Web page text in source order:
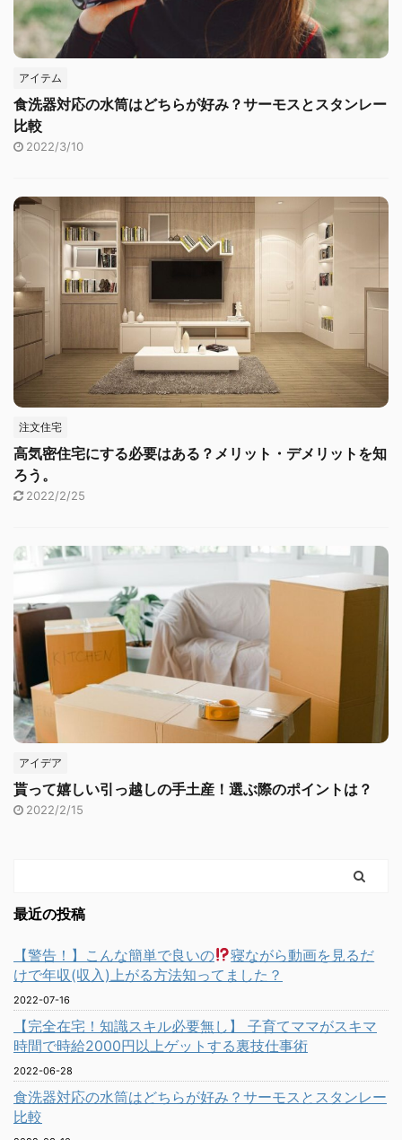
アイテム
食洗器対応の水筒はどちらが好み？サーモスとスタンレー
比較
2022/3/10
注文住宅
高気密住宅にする必要はある？メリット・デメリットを知
ろう。
2022/2/25
アイデア
貰って嬉しい引っ越しの手土産！選ぶ際のポイントは？
2022/2/15
最近の投稿
【警告！】こんな簡単で良いの
寝ながら動画を見るだ
けで年収(収入)上がる方法知ってました？
2022-07-16
【完全在宅！知識スキル必要無し】 子育てママがスキマ
時間で時給2000円以上ゲットする裏技仕事術
2022-06-28
食洗器対応の水筒はどちらが好み？サーモスとスタンレー
比較